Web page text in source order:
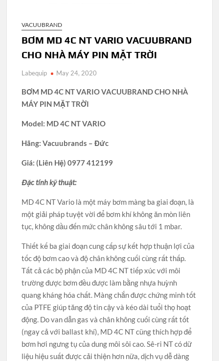
VACUUBRAND
BƠM MD 4C NT VARIO VACUUBRAND
CHO NHÀ MÁY PIN MẶT TRỜI
Labequip May 24, 2020
BƠM MD 4C NT VARIO VACUUBRAND CHO NHÀ
MÁY PIN MẶT TRỜI
Model: MD 4C NT VARIO
Hãng: Vacuubrands – Đức
Giá: (Liên Hệ) 0977 412199
Đặc tính kỹ thuật:
MD 4C NT Vario là một máy bơm màng ba giai đoạn, là
một giải pháp tuyệt vời để bơm khí không ăn mòn liên
tục, không dầu đến mức chân không sâu tới 1 mbar.
Thiết kế ba giai đoạn cung cấp sự kết hợp thuận lợi của
tốc độ bơm cao và độ chân không cuối cùng rất thấp.
Tất cả các bộ phận của MD 4C NT tiếp xúc với môi
trường được bơm đều được làm bằng nhựa huỳnh
quang kháng hóa chất. Màng chắn được chứng minh tốt
của PTFE giúp tăng độ tin cậy và kéo dài tuổi thọ hoạt
động. Do van dẫn gas và chân không cuối cùng rất tốt
(ngay cả với ballast khí), MD 4C NT cũng thích hợp để
bơm hơi ngưng tụ của dung môi sôi cao. Sê-ri NT có dữ
liệu hiệu suất được cải thiện hơn nữa, dịch vụ dễ dàng